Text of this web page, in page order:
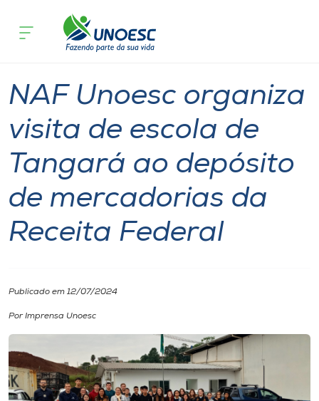
Cursos
Pesquisa
Atendimento ao Estudante
Portal de Ensino
Internacionalização
I.nova
Diplomados
Joaçaba
NAF Unoesc organiza
visita de escola de
Tangará ao depósito
de mercadorias da
Receita Federal
Publicado em 12/07/2024
Por Imprensa Unoesc